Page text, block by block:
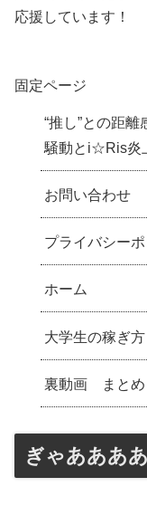
応援しています！
固定ページ
“推し”との距
騒動とi☆Ris炎
お問い合わせ
プライバシー
ホーム
大学生の稼ぎ
裏動画 まとめ
ぎゃあああ